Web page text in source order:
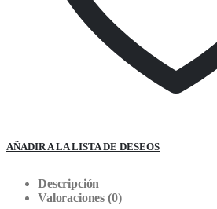
AÑADIR A LA LISTA DE DESEOS
Descripción
Valoraciones (0)